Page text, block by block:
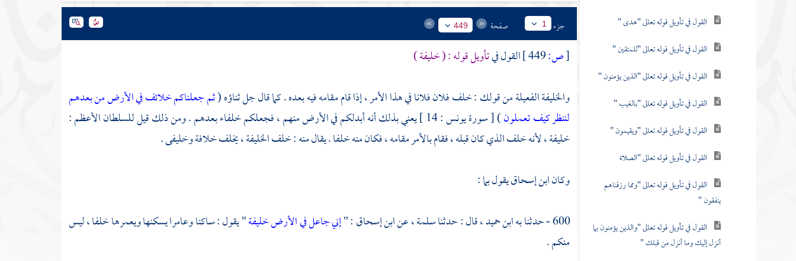
القول في تأويل قوله تعالى "هدى "
القول في تأويل قوله تعالى "للمتقين "
القول في تأويل قوله تعالى "الذين يؤمنون "
القول في تأويل قوله تعالى "بالغيب "
القول في تأويل قوله تعالى "ويقيمون "
القول في تأويل قوله تعالى "الصلاة
القول في تأويل قوله تعالى "ومما رزقناهم
ينفقون "
القول في تأويل قوله تعالى "والذين يؤمنون بما
أنزل إليك وما أنزل من قبلك "
جزء 1 صفحة 449
[ص: القول فيتأويل قوله : ( خليفة )
والخليفة الفعيلة من قولك : خلف فلان فلانا في هذا الأمر ، إذا قام مقامه فيه بعده . كما قال جل ثناؤه (ثم جعلناكم خلائف في الأرض من بعدهم
لننظر كيف تعملون
) [ سورة يونس : 14 ] يعني بذلك أنه أبدلكم في الأرض منهم ، فجعلكم خلفاء بعدهم . ومن ذلك قيل للسلطان الأعظم :
خليفة ، لأنه خلف الذي كان قبله ، فقام بالأمر مقامه ، فكان منه خلفا . يقال منه : خلف الخليفة ، يخلف خلافة وخليفى .
وكانابن إسحاقيقول بما :
600 - حدثنا به
ابن حميد، قال : حدثناسلمة، عنابن إسحاق: "إني جاعل في الأرض خليفة" يقول : ساكنا وعامرا يسكنها ويعمرها خلفا ، ليس
منكم .